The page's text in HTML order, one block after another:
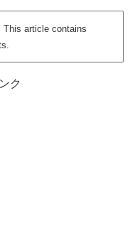
This article contains
ク